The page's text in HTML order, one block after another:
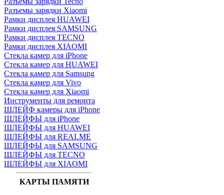
Разъемы зарядки Xiaomi
Рамки дисплея HUAWEI
Рамки дисплея SAMSUNG
Рамки дисплея TECNO
Рамки дисплея XIAOMI
Стекла камер для iPhone
Стекла камер для HUAWEI
Стекла камер для Samsung
Стекла камер для Vivo
Стекла камер для Xiaomi
Инструменты для ремонта
ШЛЕЙФ камеры для iPhone
ШЛЕЙФЫ для iPhone
ШЛЕЙФЫ для HUAWEI
ШЛЕЙФЫ для REALME
ШЛЕЙФЫ для SAMSUNG
ШЛЕЙФЫ для TECNO
ШЛЕЙФЫ для XIAOMI
КАРТЫ ПАМЯТИ